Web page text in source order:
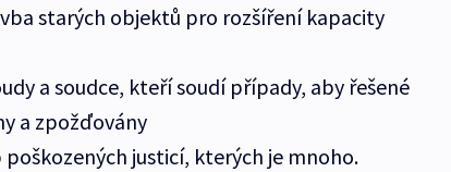
starých objektů pro rozšíření kapacity
a soudce, kteří soudí případy, aby řešené
a zpožďovány
justicí, kterých je mnoho.